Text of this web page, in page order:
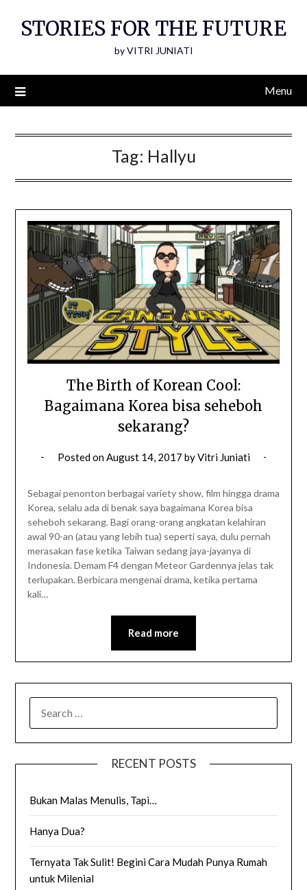
STORIES FOR THE FUTURE
by VITRI JUNIATI
Menu
Tag: Hallyu
The Birth of Korean Cool:
Bagaimana Korea bisa seheboh
sekarang?
Posted onAugust 14, 2017 byVitri Juniati
Sebagai penonton berbagai variety show, film hingga drama
Korea, selalu ada di benak saya bagaimana Korea bisa
seheboh sekarang. Bagi orang-orang angkatan kelahiran
awal 90-an (atau yang lebih tua) seperti saya, dulu pernah
merasakan fase ketika Taiwan sedang jaya-jayanya di
Indonesia. Demam F4 dengan Meteor Gardennya jelas tak
terlupakan. Berbicara mengenai drama, ketika pertama
kali…
Read more
FOR:
RECENT POSTS
Bukan Malas Menulis, Tapi…
Hanya Dua?
Ternyata Tak Sulit! Begini Cara Mudah Punya Rumah
untuk Milenial